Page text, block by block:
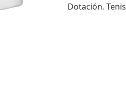
Dotación, Tenis